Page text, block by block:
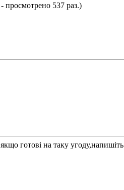
просмотрено 537 раз.)
готові на таку угоду,напишіть